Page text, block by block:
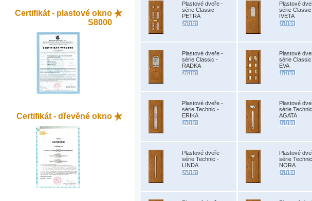
Certifikát - plastové okno
S8000
Certifikát - dřevěné okno
Plastové dveře -
série Classic -
PETRA
Plastové
série
IVETA
Plastové dveře -
série Classic -
RADKA
Plastové
série
EVA
Plastové dveře -
série Technic -
ERIKA
Plastové
série
AGATA
Plastové dveře -
série Technic -
LINDA
Plastové
série
NORA